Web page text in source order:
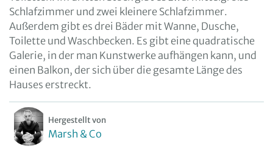
Schlafzimmer und zwei kleinere Schlafzimmer.
Außerdem gibt es drei Bäder mit Wanne, Dusche,
Toilette und Waschbecken. Es gibt eine quadratische
Galerie, in der man Kunstwerke aufhängen kann, und
einen Balkon, der sich über die gesamte Länge des
Hauses erstreckt.
Hergestellt von
Marsh & Co